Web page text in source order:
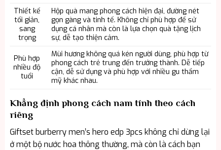
Thiết kế
tối giản,
sang
trọng
Hộp quà mang phong cách hiện đại, đường nét
gọn gàng và tinh tế. Không chỉ phù hợp để sử
dụng cá nhân mà còn là lựa chọn quà tặng lịch
sự, dễ tạo thiện cảm.
Phù hợp
nhiều độ
tuổi
Mùi hương không quá kén người dùng, phù hợp từ
phong cách trẻ trung đến trưởng thành. Dễ tiếp
cận, dễ sử dụng và phù hợp với nhiều gu thẩm
mỹ khác nhau.
Khẳng định phong cách nam tính theo cách
riêng
Giftset burberry men’s hero edp 3pcs không chỉ dừng lại
ở một bộ nước hoa thông thường, mà còn là cách bạn